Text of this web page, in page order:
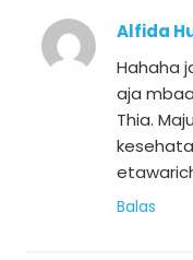
Alfida
Hahaha
aja
Thia.
Balas